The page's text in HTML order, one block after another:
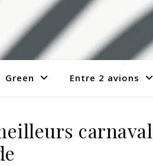
Green Entre 2 avions